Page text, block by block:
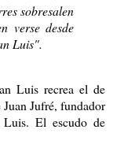
sobresalen
verse desde
Luis".
Luis recrea el de
Jufré, fundador
El escudo de